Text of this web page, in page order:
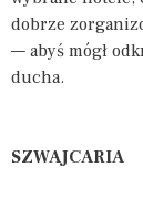
dobrze
— abyś mógł
ducha.
SZWAJCARIA